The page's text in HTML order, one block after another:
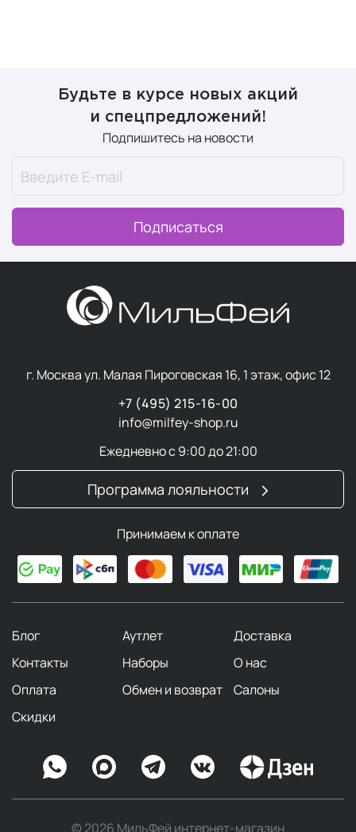
Будьте в курсе новых акций
и спецпредложений!
Подпишитесь на новости
Подписаться
г. Москва ул. Малая Пироговская 16, 1 этаж, офис 12
+7 (495) 215-16-00
info@milfey-shop.ru
Ежедневно с 9:00 до 21:00
Программа лояльности
Принимаем к оплате
Блог Аутлет
Доставка
Контакты
Наборы
О нас
Оплата
Обмен и возврат
Салоны
Скидки
© 2026 МильФей интернет-магазин